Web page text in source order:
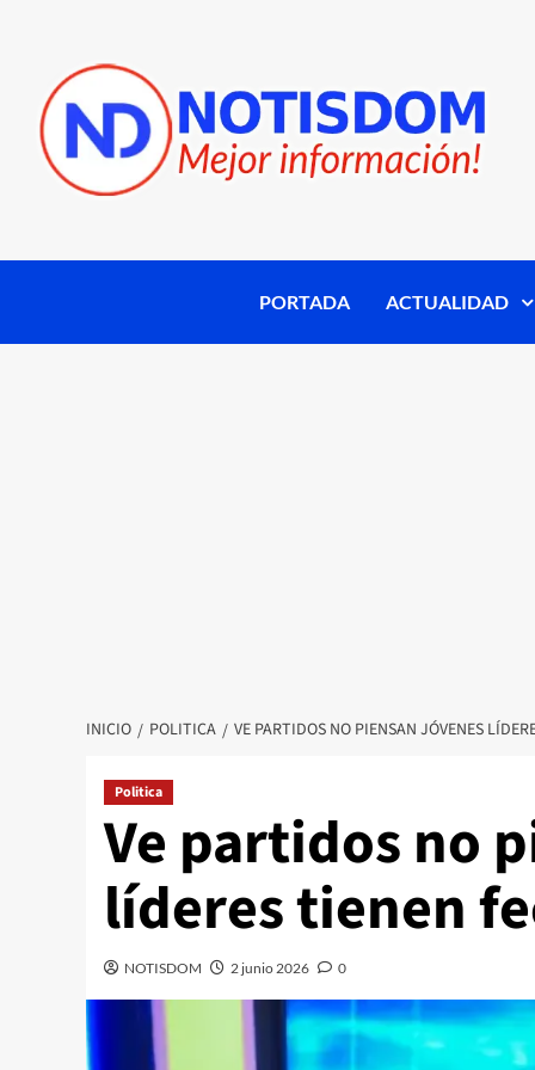
PORTADA ACTUALIDAD
INICIO POLITICA VE PARTIDOS NO PIENSAN JÓVENES
Politica
Ve partidos no
líderes tienen
NOTISDOM 2 junio 2026 0